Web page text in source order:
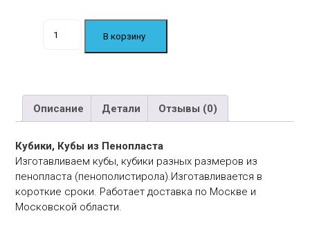
товара
В корзину
Описание Детали Отзывы (0)
Кубики, Кубы из Пенопласта
Изготавливаем кубы, кубики разных размеров из
пенопласта (пенополистирола).Изготавливается в
короткие сроки. Работает доставка по Москве и
Московской области.